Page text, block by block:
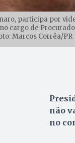
participa por
cargo de
Marcos Corrêa/PR
não
no